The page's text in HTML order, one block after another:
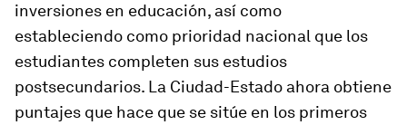
inversiones en educación, así como
estableciendo como prioridad nacional que los
estudiantes completen sus estudios
postsecundarios. La Ciudad-Estado ahora obtiene
puntajes que hace que se sitúe en los primeros